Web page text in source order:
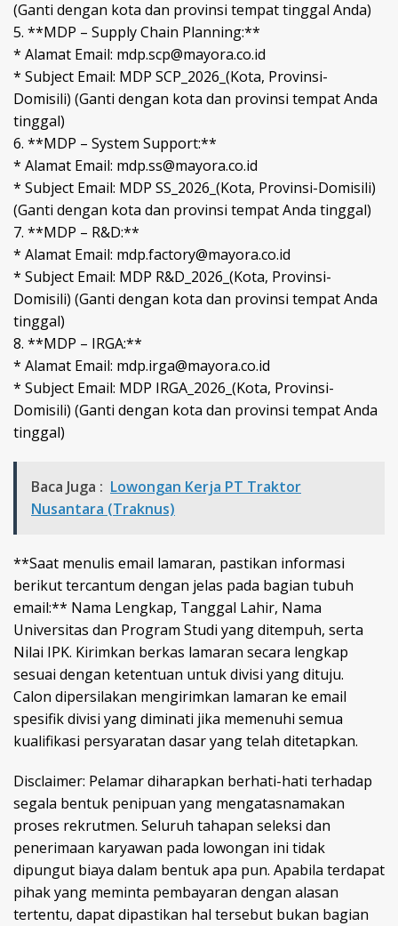
(Ganti dengan kota dan provinsi tempat tinggal Anda)
5. **MDP – Supply Chain Planning:**
* Alamat Email: mdp.scp@mayora.co.id
* Subject Email: MDP SCP_2026_(Kota, Provinsi-
Domisili) (Ganti dengan kota dan provinsi tempat Anda
tinggal)
6. **MDP – System Support:**
* Alamat Email: mdp.ss@mayora.co.id
* Subject Email: MDP SS_2026_(Kota, Provinsi-Domisili)
(Ganti dengan kota dan provinsi tempat Anda tinggal)
7. **MDP – R&D:**
* Alamat Email: mdp.factory@mayora.co.id
* Subject Email: MDP R&D_2026_(Kota, Provinsi-
Domisili) (Ganti dengan kota dan provinsi tempat Anda
tinggal)
8. **MDP – IRGA:**
* Alamat Email: mdp.irga@mayora.co.id
* Subject Email: MDP IRGA_2026_(Kota, Provinsi-
Domisili) (Ganti dengan kota dan provinsi tempat Anda
tinggal)
Baca Juga : Lowongan Kerja PT Traktor
Nusantara (Traknus)
**Saat menulis email lamaran, pastikan informasi
berikut tercantum dengan jelas pada bagian tubuh
email:** Nama Lengkap, Tanggal Lahir, Nama
Universitas dan Program Studi yang ditempuh, serta
Nilai IPK. Kirimkan berkas lamaran secara lengkap
sesuai dengan ketentuan untuk divisi yang dituju.
Calon dipersilakan mengirimkan lamaran ke email
spesifik divisi yang diminati jika memenuhi semua
kualifikasi persyaratan dasar yang telah ditetapkan.
Disclaimer: Pelamar diharapkan berhati-hati terhadap
segala bentuk penipuan yang mengatasnamakan
proses rekrutmen. Seluruh tahapan seleksi dan
penerimaan karyawan pada lowongan ini tidak
dipungut biaya dalam bentuk apa pun. Apabila terdapat
pihak yang meminta pembayaran dengan alasan
tertentu, dapat dipastikan hal tersebut bukan bagian